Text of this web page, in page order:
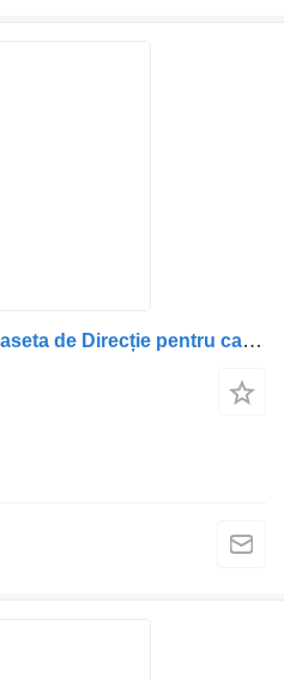
Servodirecţie hidraulică Caseta de Direcție pentru camion DAF 8043955255 Made in Germany